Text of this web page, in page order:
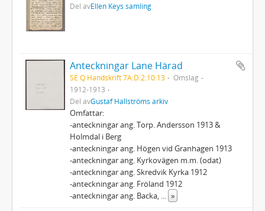
Del avEllen Keys samling
Anteckningar Lane Härad
SE Q Handskrift 7A:D:2:10:13
Omslag
1912-1913
Del avGustaf Hallströms arkiv
Omfattar:
-anteckningar ang. Torp. Andersson 1913 &
Holmdal i Berg
-anteckningar ang. Högen vid Granhagen 1913
-anteckningar ang. Kyrkovägen m.m. (odat)
-anteckningar ang. Skredvik Kyrka 1912
-anteckningar ang. Fröland 1912
-anteckningar ang. Backa,
»